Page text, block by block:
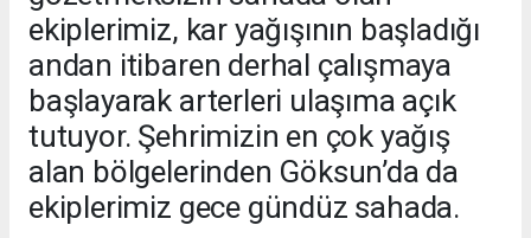
ekiplerimiz, kar yağışının başladığı
andan itibaren derhal çalışmaya
başlayarak arterleri ulaşıma açık
tutuyor. Şehrimizin en çok yağış
alan bölgelerinden Göksun’da da
ekiplerimiz gece gündüz sahada.